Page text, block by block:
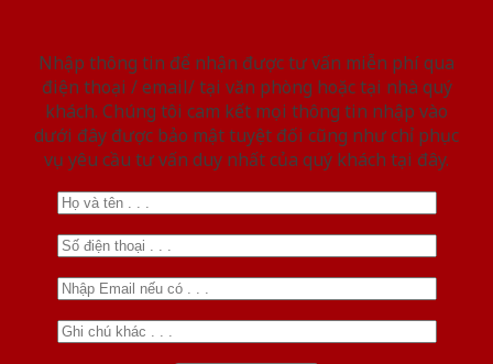
Nhập thông tin để nhận được tư vấn miễn phí qua
điện thoại / email/ tại văn phòng hoặc tại nhà quý
khách. Chúng tôi cam kết mọi thông tin nhập vào
dưới đây được bảo mật tuyệt đối cũng như chỉ phục
vụ yêu cầu tư vấn duy nhất của quý khách tại đây.